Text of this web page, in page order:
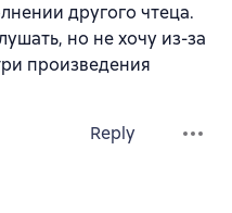
другого чтеца.
но не хочу из-за
произведения
Reply